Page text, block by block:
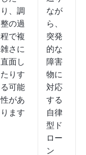
り、調
整の過
程で複
雑さに
直面し
たりす
る可能
性があ
ります
なが
ら、
突発
的な
障害
物に
対応
する
自律
型ド
ロー
ン